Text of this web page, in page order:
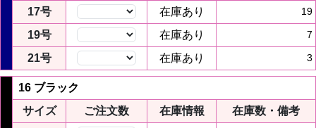
17号 在庫あり 19
19号 在庫あり 7
21号 在庫あり 3
16 ブラック
サイズ
ご注文数 在庫情報 在庫数・備考